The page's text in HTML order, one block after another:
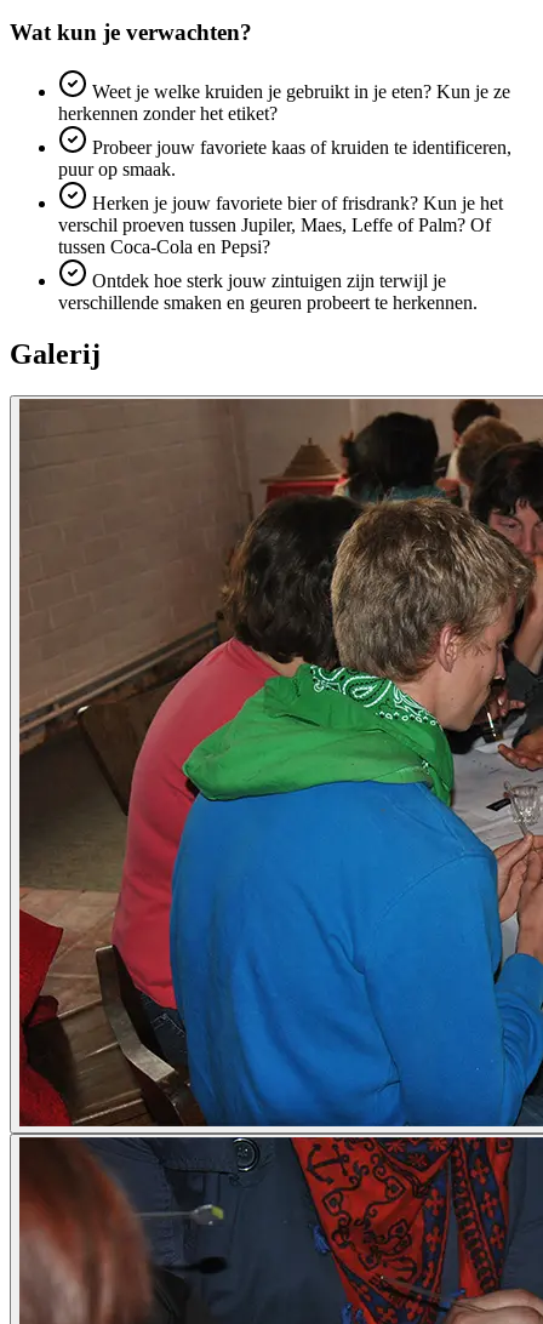
Wat kun je verwachten?
Weet je welke kruiden je gebruikt in je eten? Kun je ze
herkennen zonder het etiket?
Probeer jouw favoriete kaas of kruiden te identificeren,
puur op smaak.
Herken je jouw favoriete bier of frisdrank? Kun je het
verschil proeven tussen Jupiler, Maes, Leffe of Palm? Of
tussen Coca-Cola en Pepsi?
Ontdek hoe sterk jouw zintuigen zijn terwijl je
verschillende smaken en geuren probeert te herkennen.
Galerij